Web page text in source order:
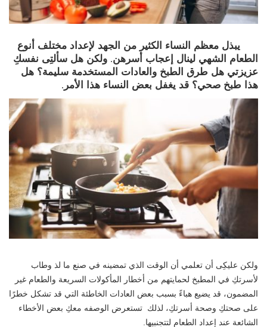
يبذل معظم النساء الكثير من الجهد لإعداد مختلف أنوع
الطعام الشهي لينال إعجاب أسرهن. ولكن هل سألتِى نفسكِ
عزيزتي هل طرق الطبخ والعادات المستخدمة سليمة؟ هل
هذا طبخ صحي؟ قد يغفل بعض النساء هذا الأمر.
ولكن عليكِى أن تعلمي أن الوقت الذي تمضينه في صنع ما لذ وطاب
لأسرتكِ في المطبخ لحمايتهم من أخطار المأكولات السريعة والطعام غير
المضمون، قد يضيع هباءً بسبب بعض العادات الخاطئة التي قد تشكل خطرًا
على صحتكِ وصحة أسرتكِ، لذلك تستعرض الوصفه معكِ بعض الأخطاء
الشائعة عند إعداد الطعام لتتجنبيها.